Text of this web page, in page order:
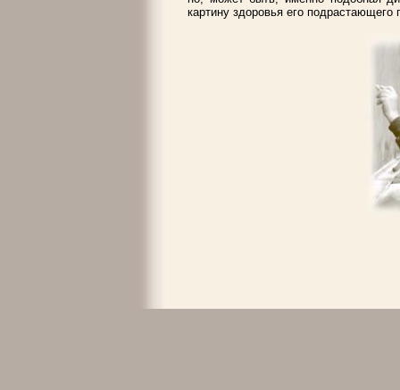
картину здоровья его подрастающего